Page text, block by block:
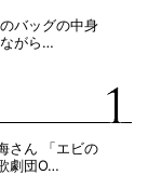
バッグの中身
がら…
さん 「エビの
劇団O…